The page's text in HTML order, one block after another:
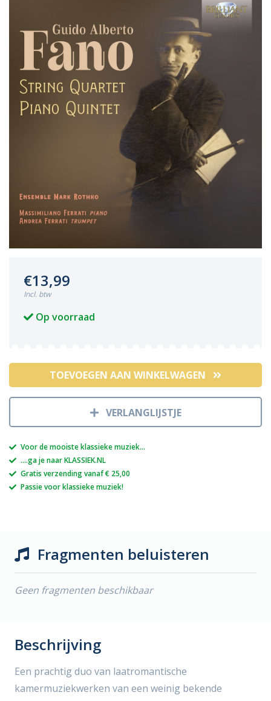
€13,99
Incl. btw
Op voorraad
TOEVOEGEN AAN WINKELWAGEN
VERLANGLIJSTJE
Voor de mooiste klassieke muziek...
....ga je naar KLASSIEK.NL
Gratis verzending vanaf € 25,00
Passie voor klassieke muziek!
Beschrijving
Een prachtig duo van laatromantische
kamermuziekwerken van een weinig bekende
Fragmenten beluisteren
Geen fragmenten beschikbaar